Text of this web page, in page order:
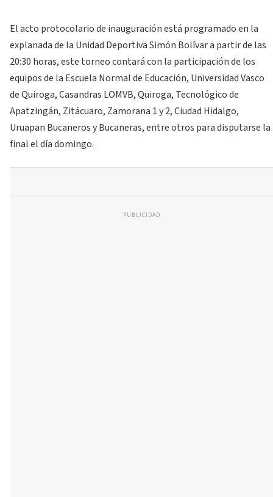
El acto protocolario de inauguración está programado en la
explanada de la Unidad Deportiva Simón Bolívar a partir de las
20:30 horas, este torneo contará con la participación de los
equipos de la Escuela Normal de Educación, Universidad Vasco
de Quiroga, Casandras LOMVB, Quiroga, Tecnológico de
Apatzingán, Zitácuaro, Zamorana 1 y 2, Ciudad Hidalgo,
Uruapan Bucaneros y Bucaneras, entre otros para disputarse la
final el día domingo.
PUBLICIDAD